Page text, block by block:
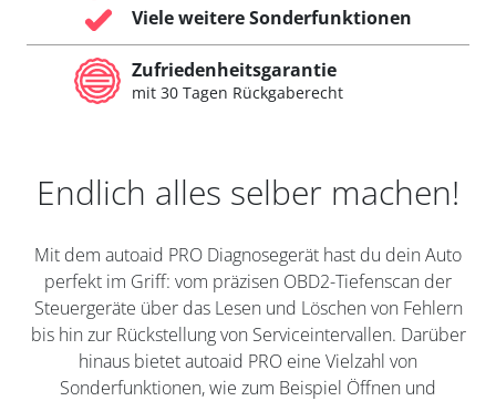
Viele weitere Sonderfunktionen
Zufriedenheitsgarantie
mit 30 Tagen Rückgaberecht
Endlich alles selber machen!
Mit dem autoaid PRO Diagnosegerät hast du dein Auto
perfekt im Griff: vom präzisen OBD2-Tiefenscan der
Steuergeräte über das Lesen und Löschen von Fehlern
bis hin zur Rückstellung von Serviceintervallen. Darüber
hinaus bietet autoaid PRO eine Vielzahl von
Sonderfunktionen, wie zum Beispiel Öffnen und